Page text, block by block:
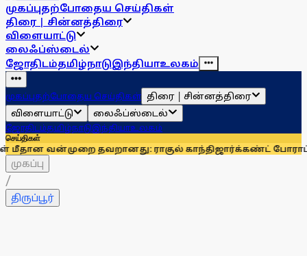
முகப்புதற்போதைய செய்திகள்
திரை | சின்னத்திரை
விளையாட்டு
லைஃப்ஸ்டைல்
ஜோதிடம்தமிழ்நாடுஇந்தியாஉலகம்
முகப்புதற்போதைய செய்திகள் திரை | சின்னத்திரை
விளையாட்டு
லைஃப்ஸ்டைல்
ஜோதிடம்தமிழ்நாடுஇந்தியாஉலகம்
செய்திகள்
தவறானது: ராகுல் காந்திஜார்க்கண்ட் போராட்டத்தில்
முகப்பு
/
திருப்பூர்